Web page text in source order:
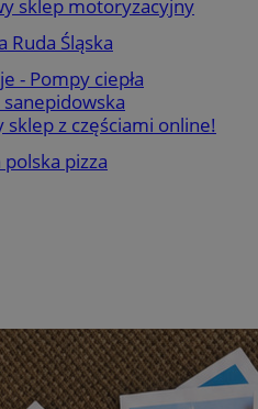
sklep motoryzacyjny
Ruda Śląska
- Pompy ciepła
sanepidowska
sklep z częściami online!
pizza